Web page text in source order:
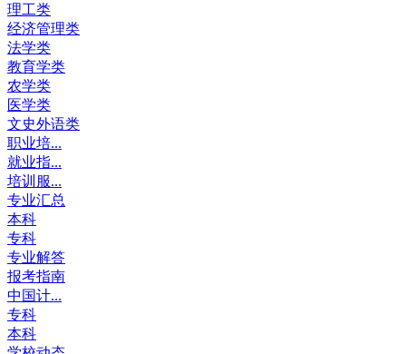
理工类
经济管理类
法学类
教育学类
农学类
医学类
文史外语类
职业培...
就业指...
培训服...
专业汇总
本科
专科
专业解答
报考指南
中国计...
专科
本科